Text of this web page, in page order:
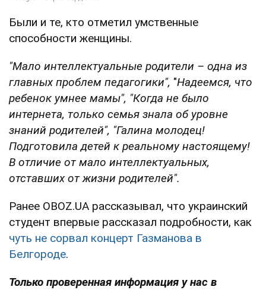
Были и те, кто отметил умственные
способности женщины.
"Мало интеллектуальные родители – одна из
главных проблем педагогики", "Надеемся, что
ребенок умнее мамы", "Когда не было
интернета, только семья знала об уровне
знаний родителей", "Галина молодец!
Подготовила детей к реальному настоящему!
В отличие от мало интеллектуальных,
отставших от жизни родителей".
Ранее OBOZ.UA рассказывал, что украинский
студент впервые рассказал подробности, как
чуть не сорвал концерт Газманова в
Белгороде.
Только проверенная информация у нас в